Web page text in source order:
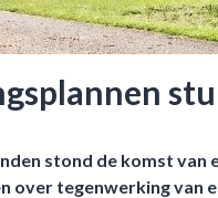
stond de komst
over tegenwerking van